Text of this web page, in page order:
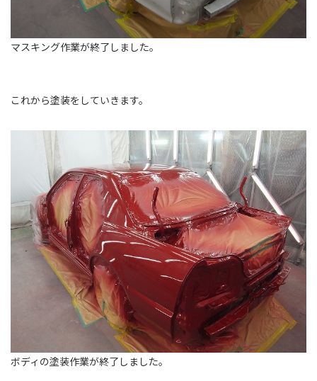
マスキング作業が終了しました。
これから塗装をしていきます。
ボディの塗装作業が終了しました。